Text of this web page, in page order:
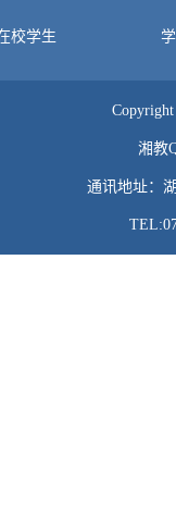
校学生
湘教
通讯地址：